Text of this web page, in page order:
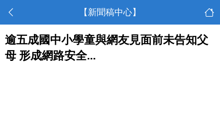
【新聞稿中心】
逾五成國中小學童與網友見面前未告知父
母 形成網路安全...